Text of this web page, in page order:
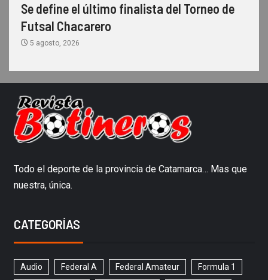
Se define el último finalista del Torneo de
Futsal Chacarero
5 agosto, 2026
Todo el deporte de la provincia de Catamarca… Mas que
nuestra, única.
CATEGORÍAS
Audio Federal A Federal Amateur Formula 1